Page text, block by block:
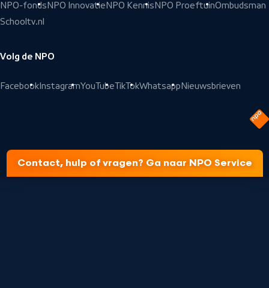
NPO-fonds NPO Innovatie NPO Kennis NPO ProeftuinOmbudsman
Schooltv.nl
Volg de NPO
Facebook InstagramYouTubeTikTokWhatsapp Nieuwsbrieven
Contact, hulp of vragen? Ga naar NPO Service